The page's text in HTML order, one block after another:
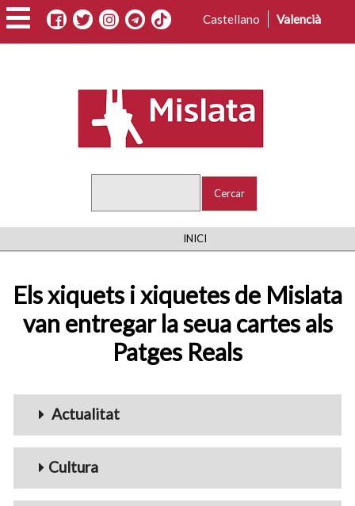
Vés
al
contingut
Castellano Valencià
FIL
INICI
Els xiquets i xiquetes de Mislata
van entregar la seua cartes als
Patges Reals
Menu_Videos
Actualitat
Cultura